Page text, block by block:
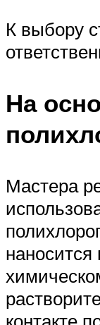
К выбору
На
Мастера
наносится